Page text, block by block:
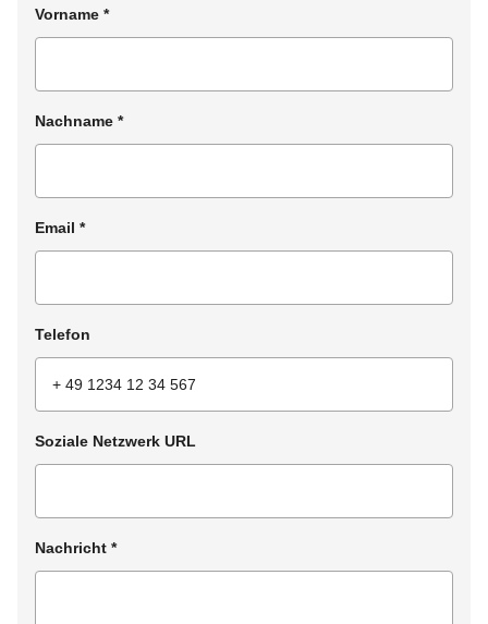
Vorname *
Nachname *
Email *
Telefon
Soziale Netzwerk URL
Nachricht *